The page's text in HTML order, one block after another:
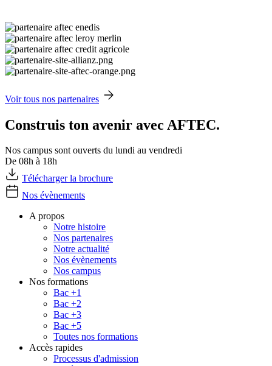
Voir tous nos partenaires
Construis ton avenir avec AFTEC.
Nos campus sont ouverts du lundi au vendredi
De 08h à 18h
Télécharger la brochure
Nos évènements
A propos
Notre histoire
Nos partenaires
Notre actualité
Nos évènements
Nos campus
Nos formations
Bac +1
Bac +2
Bac +3
Bac +5
Toutes nos formations
Accès rapides
Processus d'admission